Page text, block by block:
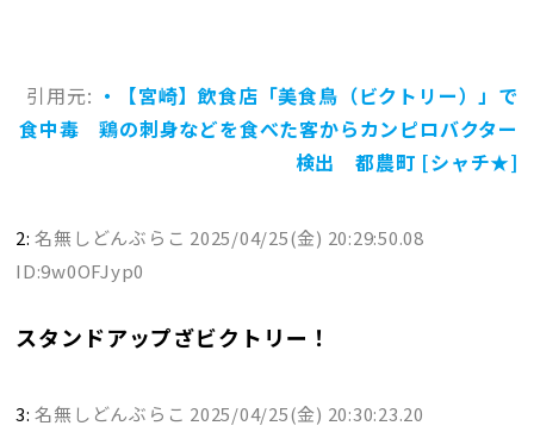
引用元: ・【宮崎】飲食店「美食鳥（ビクトリー）」で
食中毒 鶏の刺身などを食べた客からカンピロバクター
検出 都農町 [シャチ★]
2:名無しどんぶらこ 2025/04/25(金) 20:29:50.08
ID:9w0OFJyp0
スタンドアップざビクトリー！
3:名無しどんぶらこ 2025/04/25(金) 20:30:23.20